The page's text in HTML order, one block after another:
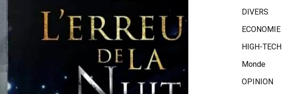
DIVERS
ECONOMIE
HIGH-TECH
Monde
OPINION